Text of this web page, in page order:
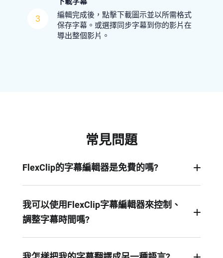
3
編輯完成後，點擊下載圖示並以所需格式
保存字幕。或選擇同步字幕到你的影片在
導出整個影片。
常見問題
FlexClip的字幕編輯器是免費的嗎?
費的。但當你使用AI功能生成新的字幕檔或翻譯字
幕需要則付費訂閱或購買AI積分。
我可以使用FlexClip字幕編輯器來控制、
調整字幕時間嗎?